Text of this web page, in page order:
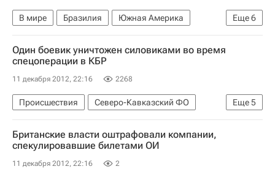
Еще6
В мире Бразилия
Южная Америка
Америка
Весь мир
Европа
Дилма Русеф
Российская газета Россия
Один боевик уничтожен силовиками во время
спецоперации в КБР
11 декабря 2012, 22:16 2268
Еще5
Происшествия
Северо-Кавказский ФО
Весь мир
Европа
Следственный комитет России (СК РФ)
Кабардино-Балкарская Республика (КБР)
Британские власти оштрафовали компании,
спекулировавшие билетами ОИ
11 декабря 2012, 22:16 2